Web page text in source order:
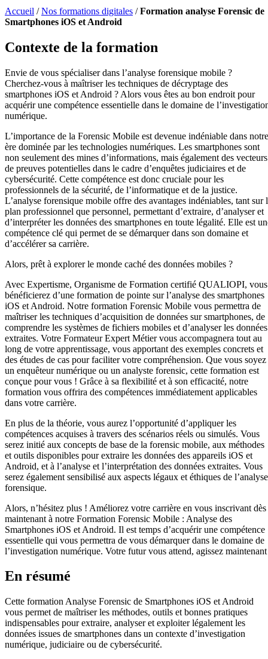
Accueil /Nos formations digitales /Formation analyse Forensic de
Smartphones iOS et Android
Contexte de la formation
Envie de vous spécialiser dans l’analyse forensique mobile ?
Cherchez-vous à maîtriser les techniques de décryptage des
smartphones iOS et Android ? Alors vous êtes au bon endroit pour
acquérir une compétence essentielle dans le domaine de
numérique.
L’importance de la Forensic Mobile est devenue indéniable dans notre
ère dominée par les technologies numériques. Les smartphones sont
non seulement des mines d’informations, mais également des vecteurs
de preuves potentielles dans le cadre d’enquêtes judiciaires et de
cybersécurité. Cette compétence est donc cruciale pour les
professionnels de la sécurité, de l’informatique et de la justice.
L’analyse forensique mobile offre des avantages indéniables, tant sur
plan professionnel que personnel, permettant d’extraire, d’analyser et
d’interpréter les données des smartphones en toute légalité. Elle est
compétence clé qui permet de se démarquer dans son domaine et
d’accélérer sa carrière.
Alors, prêt à explorer le monde caché des données mobiles ?
Avec Expertisme, Organisme de Formation certifié QUALIOPI, vous
bénéficierez d’une formation de pointe sur l’analyse des smartphones
iOS et Android. Notre formation Forensic Mobile vous permettra de
maîtriser les techniques d’acquisition de données sur smartphones, de
comprendre les systèmes de fichiers mobiles et d’analyser les données
extraites. Votre Formateur Expert Métier vous accompagnera tout au
long de votre apprentissage, vous apportant des exemples concrets et
des études de cas pour faciliter votre compréhension. Que vous soyez
un enquêteur numérique ou un analyste forensic, cette formation est
conçue pour vous ! Grâce à sa flexibilité et à son efficacité, notre
formation vous offrira des compétences immédiatement applicables
dans votre carrière.
En plus de la théorie, vous aurez l’opportunité d’appliquer les
compétences acquises à travers des scénarios réels ou simulés. Vous
serez initié aux concepts de base de la forensic mobile, aux méthodes
et outils disponibles pour extraire les données des appareils iOS et
Android, et à l’analyse et l’interprétation des données extraites. Vous
serez également sensibilisé aux aspects légaux et éthiques de l’analyse
forensique.
Alors, n’hésitez plus ! Améliorez votre carrière en vous inscrivant dès
maintenant à notre Formation Forensic Mobile : Analyse des
Smartphones iOS et Android. Il est temps d’acquérir une compétence
essentielle qui vous permettra de vous démarquer dans le domaine de
l’investigation numérique. Votre futur vous attend, agissez
En résumé
Cette formation Analyse Forensic de Smartphones iOS et Android
vous permet de maîtriser les méthodes, outils et bonnes pratiques
indispensables pour extraire, analyser et exploiter légalement les
données issues de smartphones dans un contexte d’investigation
numérique, judiciaire ou de cybersécurité.